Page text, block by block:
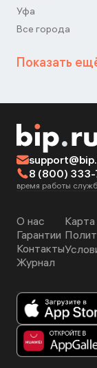
Уфа
Все города
Показать
8 (800)
время работы
О нас
Гарантии
Контакты
Журнал
Карта